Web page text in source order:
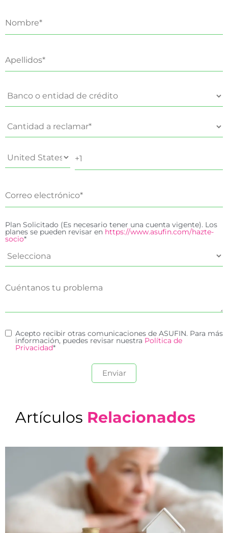
Plan Solicitado (Es necesario tener una cuenta vigente). Los
planes se pueden revisar en https://www.asufin.com/hazte-
socio*
Acepto recibir otras comunicaciones de ASUFIN. Para más
información, puedes revisar nuestra Política de
Privacidad*
Artículos Relacionados